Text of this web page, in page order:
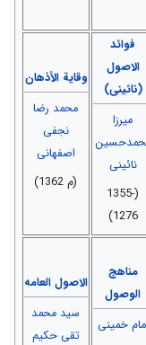
فوائد
الاصول
(نائینی)
میرزا
نائینی
(1355-
1276)
وقایة الأذهان
محمد رضا
نجفی
اصفهانی
(م 1362)
مناهج
الوصول
خمینی
الاصول العامه
سید محمد
تقی حکیم